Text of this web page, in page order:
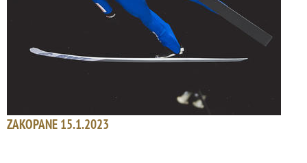
ZAKOPANE 15.1.2023